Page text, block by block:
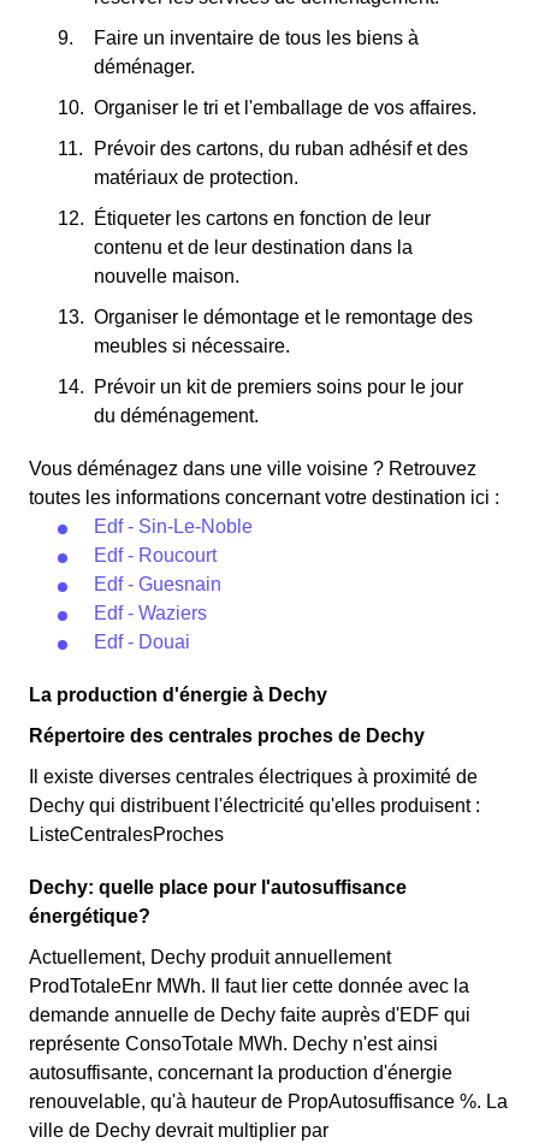
Faire un inventaire de tous les biens à
déménager.
Organiser le tri et l'emballage de vos affaires.
Prévoir des cartons, du ruban adhésif et des
matériaux de protection.
Étiqueter les cartons en fonction de leur
contenu et de leur destination dans la
nouvelle maison.
Organiser le démontage et le remontage des
meubles si nécessaire.
Prévoir un kit de premiers soins pour le jour
du déménagement.
Vous déménagez dans une ville voisine ? Retrouvez
toutes les informations concernant votre destination ici :
Edf - Sin-Le-Noble
Edf - Roucourt
Edf - Guesnain
Edf - Waziers
Edf - Douai
La production d'énergie à Dechy
Répertoire des centrales proches de Dechy
Il existe diverses centrales électriques à proximité de
Dechy qui distribuent l'électricité qu'elles produisent :
ListeCentralesProches
Dechy: quelle place pour l'autosuffisance
énergétique?
Actuellement, Dechy produit annuellement
ProdTotaleEnr MWh. Il faut lier cette donnée avec la
demande annuelle de Dechy faite auprès d'EDF qui
représente ConsoTotale MWh. Dechy n'est ainsi
autosuffisante, concernant la production d'énergie
renouvelable, qu'à hauteur de PropAutosuffisance %. La
ville de Dechy devrait multiplier par